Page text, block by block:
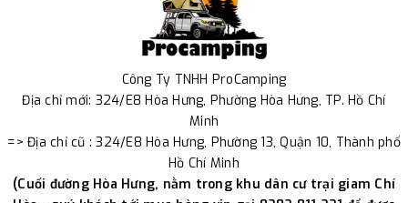
Công Ty TNHH ProCamping
Địa chỉ mới: 324/E8 Hòa Hưng, Phường Hòa Hưng, TP. Hồ Chí
Minh
=> Địa chỉ cũ : 324/E8 Hòa Hưng, Phường 13, Quận 10, Thành phố
Hồ Chí Minh
(Cuối đường Hòa Hưng, nằm trong khu dân cư trại giam Chí